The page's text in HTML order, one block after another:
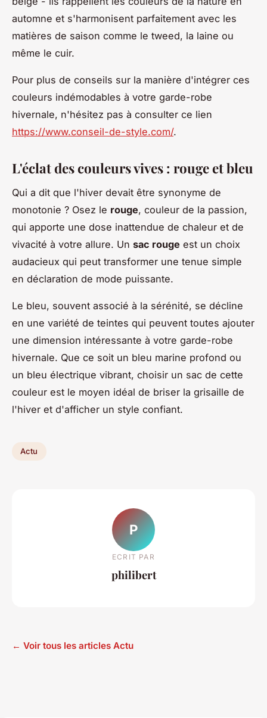
automne et s'harmonisent parfaitement avec les
matières de saison comme le tweed, la laine ou
même le cuir.
Pour plus de conseils sur la manière d'intégrer ces
couleurs indémodables à votre garde-robe
hivernale, n'hésitez pas à consulter ce lien
https://www.conseil-de-style.com/.
L'éclat des couleurs vives : rouge et bleu
Qui a dit que l'hiver devait être synonyme de
monotonie ? Osez le rouge, couleur de la passion,
qui apporte une dose inattendue de chaleur et de
vivacité à votre allure. Un sac rouge est un choix
audacieux qui peut transformer une tenue simple
en déclaration de mode puissante.
Le bleu, souvent associé à la sérénité, se décline
en une variété de teintes qui peuvent toutes ajouter
une dimension intéressante à votre garde-robe
hivernale. Que ce soit un bleu marine profond ou
un bleu électrique vibrant, choisir un sac de cette
couleur est le moyen idéal de briser la grisaille de
l'hiver et d'afficher un style confiant.
Actu
P
ECRIT PAR
philibert
← Voir tous les articles Actu